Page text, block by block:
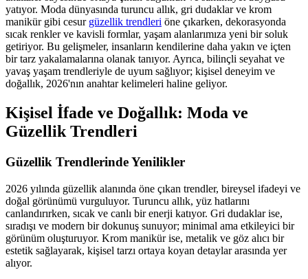
yatıyor. Moda dünyasında turuncu allık, gri dudaklar ve krom
manikür gibi cesur güzellik trendleri öne çıkarken, dekorasyonda
sıcak renkler ve kavisli formlar, yaşam alanlarımıza yeni bir soluk
getiriyor. Bu gelişmeler, insanların kendilerine daha yakın ve içten
bir tarz yakalamalarına olanak tanıyor. Ayrıca, bilinçli seyahat ve
yavaş yaşam trendleriyle de uyum sağlıyor; kişisel deneyim ve
doğallık, 2026'nın anahtar kelimeleri haline geliyor.
Kişisel İfade ve Doğallık: Moda ve
Güzellik Trendleri
Güzellik Trendlerinde Yenilikler
2026 yılında güzellik alanında öne çıkan trendler, bireysel ifadeyi ve
doğal görünümü vurguluyor. Turuncu allık, yüz hatlarını
canlandırırken, sıcak ve canlı bir enerji katıyor. Gri dudaklar ise,
sıradışı ve modern bir dokunuş sunuyor; minimal ama etkileyici bir
görünüm oluşturuyor. Krom manikür ise, metalik ve göz alıcı bir
estetik sağlayarak, kişisel tarzı ortaya koyan detaylar arasında yer
alıyor.